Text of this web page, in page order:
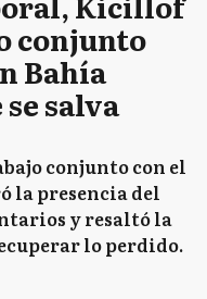
conjunto
Bahía
salva
conjunto con el
la presencia del
y resaltó la
lo perdido.